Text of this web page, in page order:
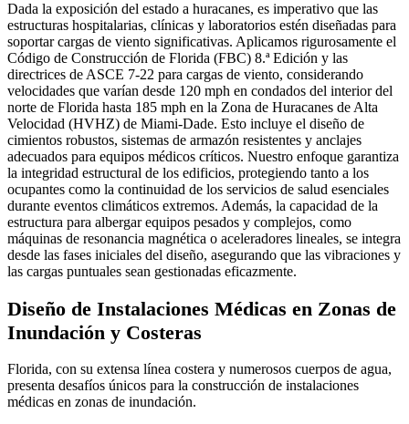
Dada la exposición del estado a huracanes, es imperativo que las
estructuras hospitalarias, clínicas y laboratorios estén diseñadas para
soportar cargas de viento significativas. Aplicamos rigurosamente el
Código de Construcción de Florida (FBC) 8.ª Edición y las
directrices de ASCE 7-22 para cargas de viento, considerando
velocidades que varían desde 120 mph en condados del interior del
norte de Florida hasta 185 mph en la Zona de Huracanes de Alta
Velocidad (HVHZ) de Miami-Dade. Esto incluye el diseño de
cimientos robustos, sistemas de armazón resistentes y anclajes
adecuados para equipos médicos críticos. Nuestro enfoque garantiza
la integridad estructural de los edificios, protegiendo tanto a los
ocupantes como la continuidad de los servicios de salud esenciales
durante eventos climáticos extremos. Además, la capacidad de la
estructura para albergar equipos pesados y complejos, como
máquinas de resonancia magnética o aceleradores lineales, se integra
desde las fases iniciales del diseño, asegurando que las vibraciones y
las cargas puntuales sean gestionadas eficazmente.
Diseño de Instalaciones Médicas en Zonas de
Inundación y Costeras
Florida, con su extensa línea costera y numerosos cuerpos de agua,
presenta desafíos únicos para la construcción de instalaciones
médicas en zonas de inundación.